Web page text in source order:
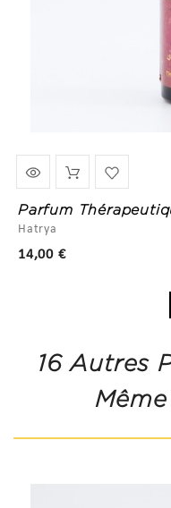
Parfum
Hatrya
14,00 €
16 Autres